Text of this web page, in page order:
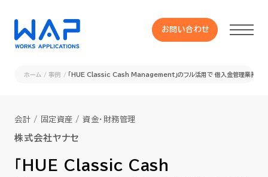
お問い合わせ
HUE 機能一覧
サービス
ホーム 事例 「HUE Classic Cash Management」のフル活用で 借入金管理業務や出
会計 / 固定資産 / 資金・財務管理
株式会社ヤナセ
「HUE Classic Cash
お問い合わせ